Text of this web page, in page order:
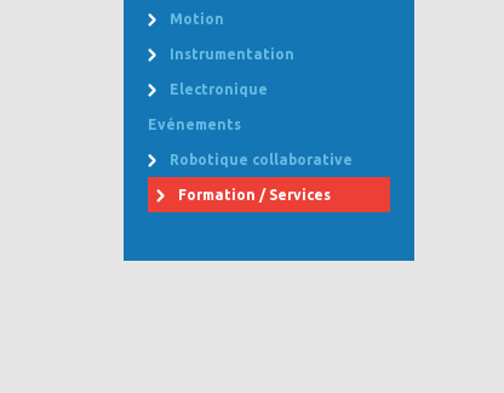
Motion
Instrumentation
Electronique
Evénements
Robotique collaborative
Formation / Services